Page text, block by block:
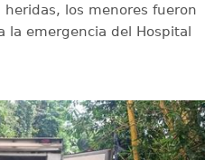
los menores fueron
la emergencia del Hospital